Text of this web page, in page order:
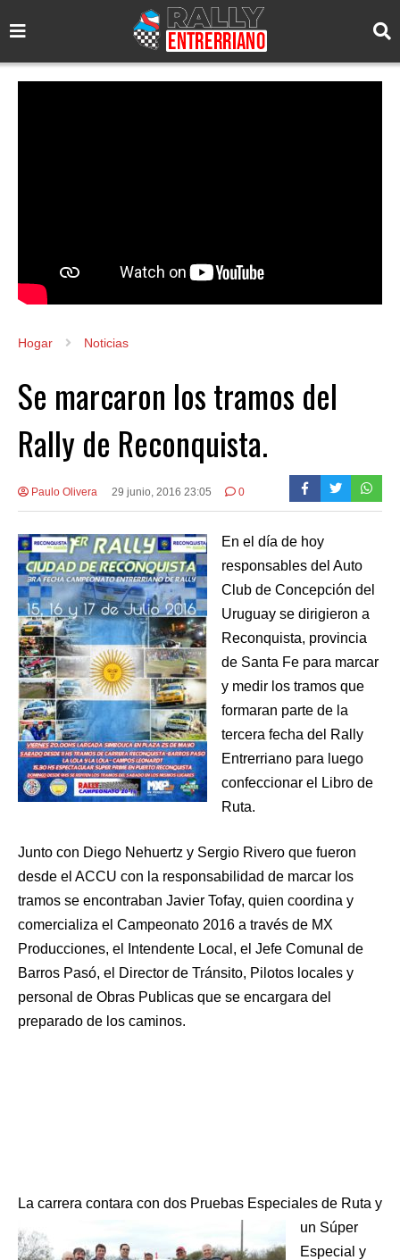
Hogar Noticias
Se marcaron los tramos del
Rally de Reconquista.
Paulo Olivera 29 junio, 2016 23:05 0
En el día de hoy
responsables del Auto
Club de Concepción del
Uruguay se dirigieron a
Reconquista, provincia
de Santa Fe para marcar
y medir los tramos que
formaran parte de la
tercera fecha del Rally
Entrerriano para luego
confeccionar el Libro de
Ruta.
Junto con Diego Nehuertz y Sergio Rivero que fueron
desde el ACCU con la responsabilidad de marcar los
tramos se encontraban Javier Tofay, quien coordina y
comercializa el Campeonato 2016 a través de MX
Producciones, el Intendente Local, el Jefe Comunal de
Barros Pasó, el Director de Tránsito, Pilotos locales y
personal de Obras Publicas que se encargara del
preparado de los caminos.
La carrera contara con dos Pruebas Especiales de Ruta y
un Súper
Especial y